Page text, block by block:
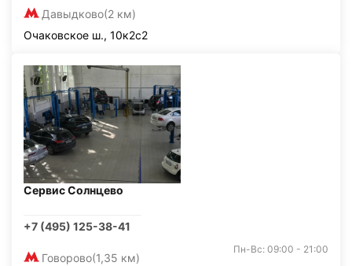
Давыдково(2 км)
Очаковское ш., 10к2с2
Сервис Солнцево
+7 (495) 125-38-41
Говорово(1,35 км)
Пн-Вс: 09:00 - 21:00